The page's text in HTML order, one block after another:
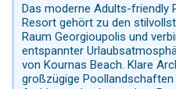
Das moderne Adults-friendly
Resort gehört zu den
Raum Georgioupolis und
entspannter
von Kournas Beach. Klare
großzügige